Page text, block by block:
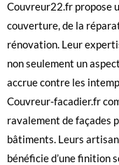
Couvreur22.fr propose
couverture, de la
rénovation. Leur
non seulement un
accrue contre les
Couvreur-facadier.fr
ravalement de façades
bâtiments. Leurs
bénéficie d’une finition